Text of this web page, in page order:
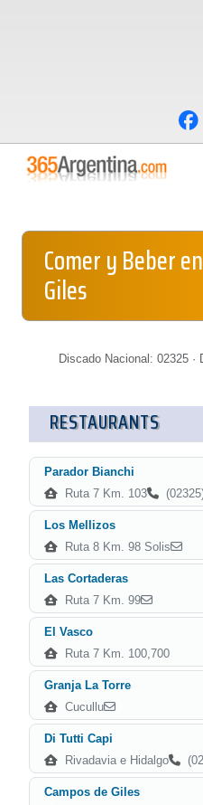
Comer y Beber
Giles
Discado Nacional: 02325 ·
RESTAURANTS
Parador Bianchi
Ruta 7 Km. 103
Los Mellizos
Ruta 8 Km. 98 Solis
Las Cortaderas
Ruta 7 Km. 99
El Vasco
Ruta 7 Km. 100,700
Granja La Torre
Cucullu
Di Tutti Capi
Rivadavia e Hidalgo
Campos de Giles